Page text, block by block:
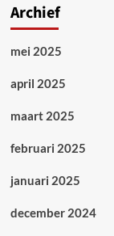
Archief
mei 2025
april 2025
maart 2025
februari 2025
januari 2025
december 2024